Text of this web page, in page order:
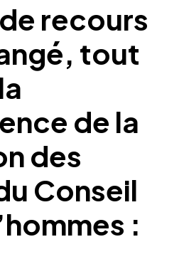
recours
tout
de la
des
Conseil
: